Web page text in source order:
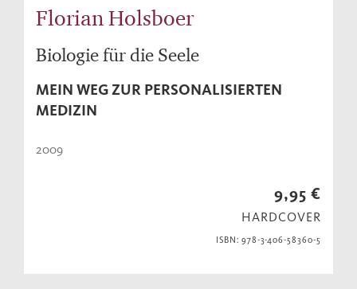
Florian Holsboer
Biologie für die Seele
MEIN WEG ZUR PERSONALISIERTEN
MEDIZIN
2009
9,95 €
HARDCOVER
ISBN: 978-3-406-58360-5